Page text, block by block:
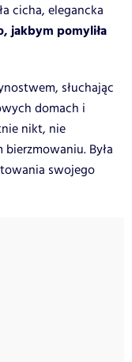
cicha, elegancka
jakbym pomyliła
słuchając
domach i
nikt, nie
Była
swojego